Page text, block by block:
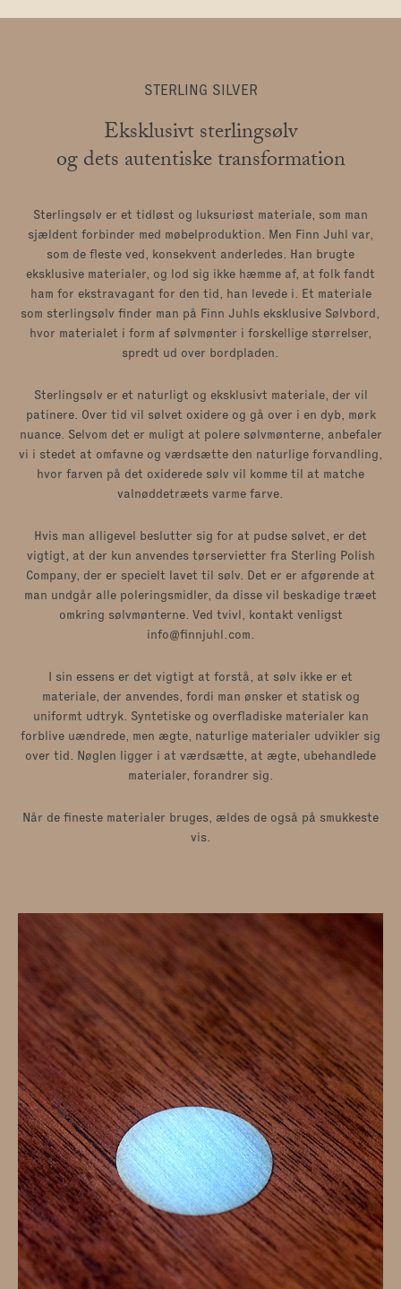
GÅ TIL KATEGORIER
|Fodskamler
Hylder og opbevaring
|Lænestole|
Skriveborde|
Sofaborde|Sofaer
Spiseborde|Stole
Tæpper|
STERLING SILVER
Eksklusivt sterlingsølv
og dets autentiske transformation
Sterlingsølv er et tidløst og luksuriøst materiale, som man
sjældent forbinder med møbelproduktion. Men Finn Juhl var,
som de fleste ved, konsekvent anderledes. Han brugte
eksklusive materialer, og lod sig ikke hæmme af, at folk fandt
ham for ekstravagant for den tid, han levede i. Et materiale
som sterlingsølv finder man på Finn Juhls eksklusive Sølvbord,
hvor materialet i form af sølvmønter i forskellige størrelser,
spredt ud over bordpladen.
Sterlingsølv er et naturligt og eksklusivt materiale, der vil
patinere. Over tid vil sølvet oxidere og gå over i en dyb, mørk
nuance. Selvom det er muligt at polere sølvmønterne, anbefaler
vi i stedet at omfavne og værdsætte den naturlige forvandling,
hvor farven på det oxiderede sølv vil komme til at matche
valnøddetræets varme farve.
Hvis man alligevel beslutter sig for at pudse sølvet, er det
vigtigt, at der kun anvendes tørservietter fra Sterling Polish
Company, der er specielt lavet til sølv. Det er er afgørende at
man undgår alle poleringsmidler, da disse vil beskadige træet
omkring sølvmønterne. Ved tvivl, kontakt venligst
info@finnjuhl.com.
I sin essens er det vigtigt at forstå, at sølv ikke er et
materiale, der anvendes, fordi man ønsker et statisk og
uniformt udtryk. Syntetiske og overfladiske materialer kan
forblive uændrede, men ægte, naturlige materialer udvikler sig
over tid. Nøglen ligger i at værdsætte, at ægte, ubehandlede
materialer, forandrer sig.
Når de fineste materialer bruges, ældes de også på smukkeste
vis.